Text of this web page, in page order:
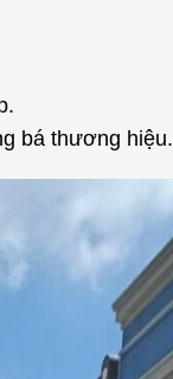
bá thương hiệu.